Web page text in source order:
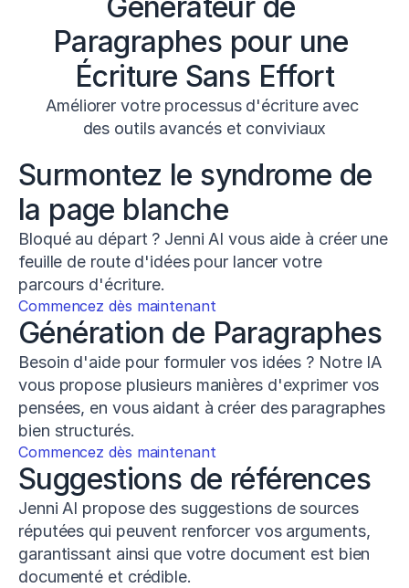
Paragraphes pour une
Écriture Sans Effort
Améliorer votre processus d'écriture avec
des outils avancés et conviviaux
Surmontez le syndrome de
la page blanche
Bloqué au départ ? Jenni AI vous aide à créer une
feuille de route d'idées pour lancer votre
parcours d'écriture.
Commencez dès maintenant
Génération de Paragraphes
Besoin d'aide pour formuler vos idées ? Notre IA
vous propose plusieurs manières d'exprimer vos
pensées, en vous aidant à créer des paragraphes
bien structurés.
Commencez dès maintenant
Suggestions de références
Jenni AI propose des suggestions de sources
réputées qui peuvent renforcer vos arguments,
garantissant ainsi que votre document est bien
documenté et crédible.